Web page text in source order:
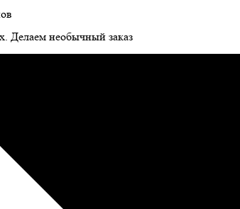
Делаем необычный заказ